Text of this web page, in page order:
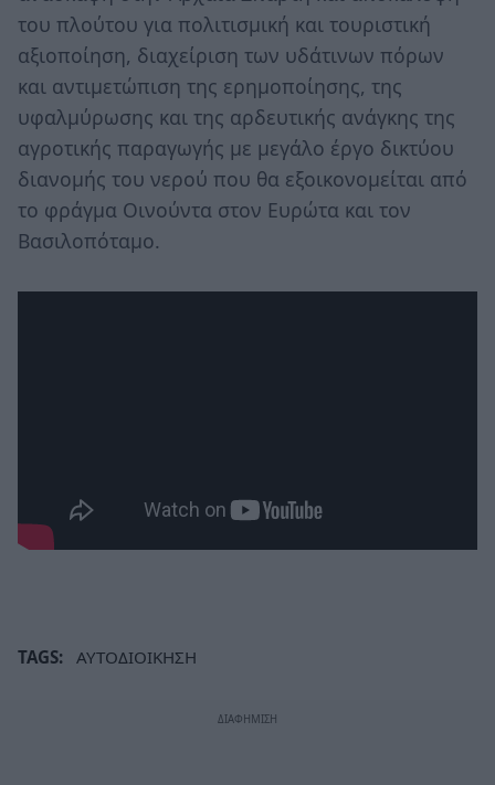
του πλούτου για πολιτισμική και τουριστική
αξιοποίηση, διαχείριση των υδάτινων πόρων
και αντιμετώπιση της ερημοποίησης, της
υφαλμύρωσης και της αρδευτικής ανάγκης της
αγροτικής παραγωγής με μεγάλο έργο δικτύου
διανομής του νερού που θα εξοικονομείται από
το φράγμα Οινούντα στον Ευρώτα και τον
Βασιλοπόταμο.
TAGS: ΑΥΤΟΔΙΟΙΚΗΣΗ